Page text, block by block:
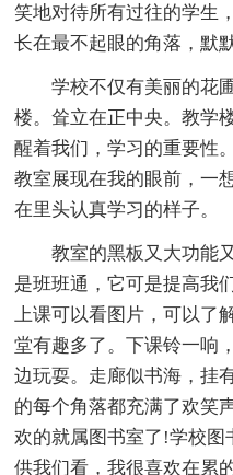
笑地对待所有过往的学生
长在最不起眼的角落，默
学校不仅有美丽的花
楼。耸立在正中央。教学
醒着我们，学习的重要性
教室展现在我的眼前，一
在里头认真学习的样子。
教室的黑板又大功能
是班班通，它可是提高我
上课可以看图片，可以了
堂有趣多了。下课铃一响
边玩耍。走廊似书海，挂
的每个角落都充满了欢笑
欢的就属图书室了!学校图
供我们看，我很喜欢在累